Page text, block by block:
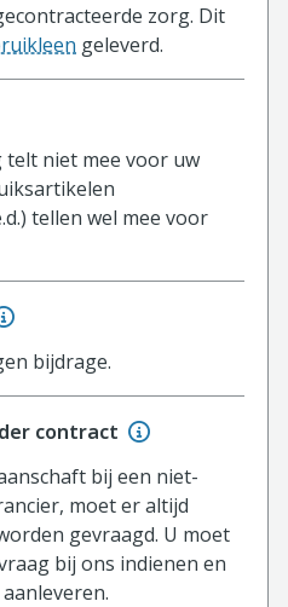
zorg. Dit
geleverd.
telt niet mee voor uw
tellen wel mee voor
bijdrage.
contract
bij een niet-
moet er altijd
gevraagd. U moet
bij ons indienen en